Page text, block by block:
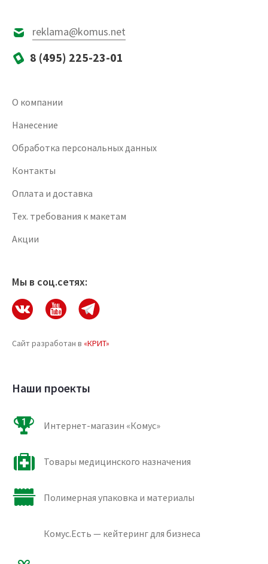
reklama@komus.net
8 (495) 225-23-01
О компании
Нанесение
Обработка персональных данных
Контакты
Оплата и доставка
Тех. требования к макетам
Акции
Мы в соц.сетях:
Сайт разработан в «КРИТ»
Наши проекты
Интернет-магазин «Комус»
Товары медицинского назначения
Полимерная упаковка и материалы
Комус.Есть — кейтеринг для бизнеса